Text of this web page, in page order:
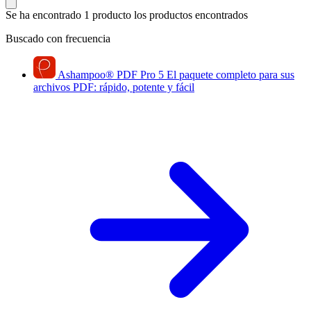
Se ha encontrado 1 producto los productos encontrados
Buscado con frecuencia
Ashampoo® PDF Pro 5 El paquete completo para sus
archivos PDF: rápido, potente y fácil